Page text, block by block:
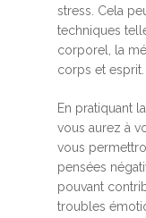
stress. Cela
techniques
corporel, la
corps et esprit.
En pratiquant
vous aurez à
vous
pensées
pouvant
troubles